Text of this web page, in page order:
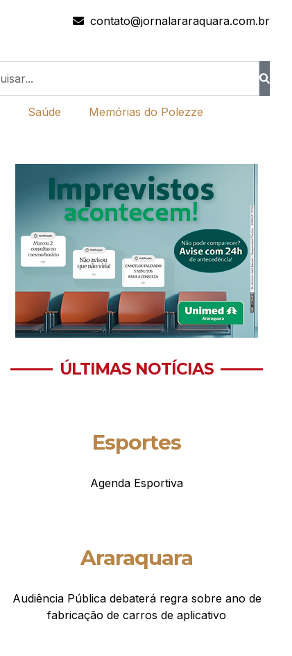
contato@jornalararaquara.com.br
Saúde Memórias do Polezze
ÚLTIMAS NOTÍCIAS
Esportes
Agenda Esportiva
Araraquara
Audiência Pública debaterá regra sobre ano de
fabricação de carros de aplicativo